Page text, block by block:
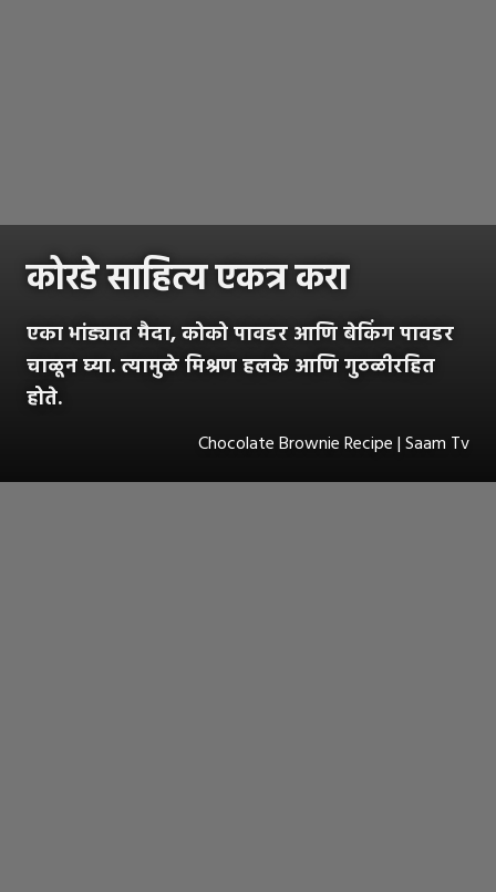
कोरडे साहित्य एकत्र करा
एका भांड्यात मैदा, कोको पावडर आणि बेकिंग पावडर
चाळून घ्या. त्यामुळे मिश्रण हलके आणि गुठळीरहित
होते.
Chocolate Brownie Recipe | Saam Tv